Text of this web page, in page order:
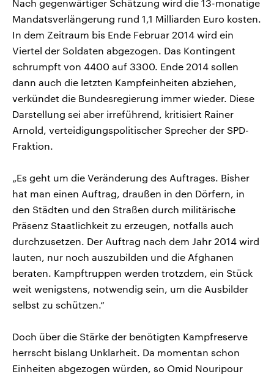
Nach gegenwärtiger Schätzung wird die 13-monatige
Mandatsverlängerung rund 1,1 Milliarden Euro kosten.
In dem Zeitraum bis Ende Februar 2014 wird ein
Viertel der Soldaten abgezogen. Das Kontingent
schrumpft von 4400 auf 3300. Ende 2014 sollen
dann auch die letzten Kampfeinheiten abziehen,
verkündet die Bundesregierung immer wieder. Diese
Darstellung sei aber irreführend, kritisiert Rainer
Arnold, verteidigungspolitischer Sprecher der SPD-
Fraktion.
„Es geht um die Veränderung des Auftrages. Bisher
hat man einen Auftrag, draußen in den Dörfern, in
den Städten und den Straßen durch militärische
Präsenz Staatlichkeit zu erzeugen, notfalls auch
durchzusetzen. Der Auftrag nach dem Jahr 2014 wird
lauten, nur noch auszubilden und die Afghanen
beraten. Kampftruppen werden trotzdem, ein Stück
weit wenigstens, notwendig sein, um die Ausbilder
selbst zu schützen.“
Doch über die Stärke der benötigten Kampfreserve
herrscht bislang Unklarheit. Da momentan schon
Einheiten abgezogen würden, so Omid Nouripour